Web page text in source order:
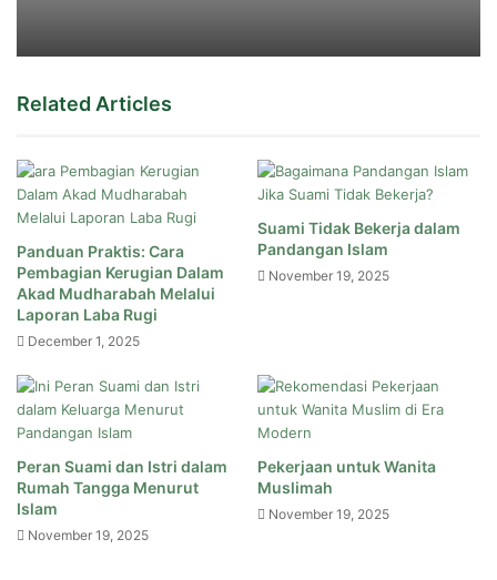
Related Articles
Panduan Praktis: Cara
Pembagian Kerugian Dalam
Akad Mudharabah Melalui
Laporan Laba Rugi
December 1, 2025
Suami Tidak Bekerja dalam
Pandangan Islam
November 19, 2025
Peran Suami dan Istri dalam
Rumah Tangga Menurut
Islam
November 19, 2025
Pekerjaan untuk Wanita
Muslimah
November 19, 2025